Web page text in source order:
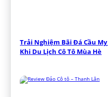
Trải Nghiệm Bãi Đá Cầu Mỵ
Khi Du Lịch Cô Tô Mùa Hè